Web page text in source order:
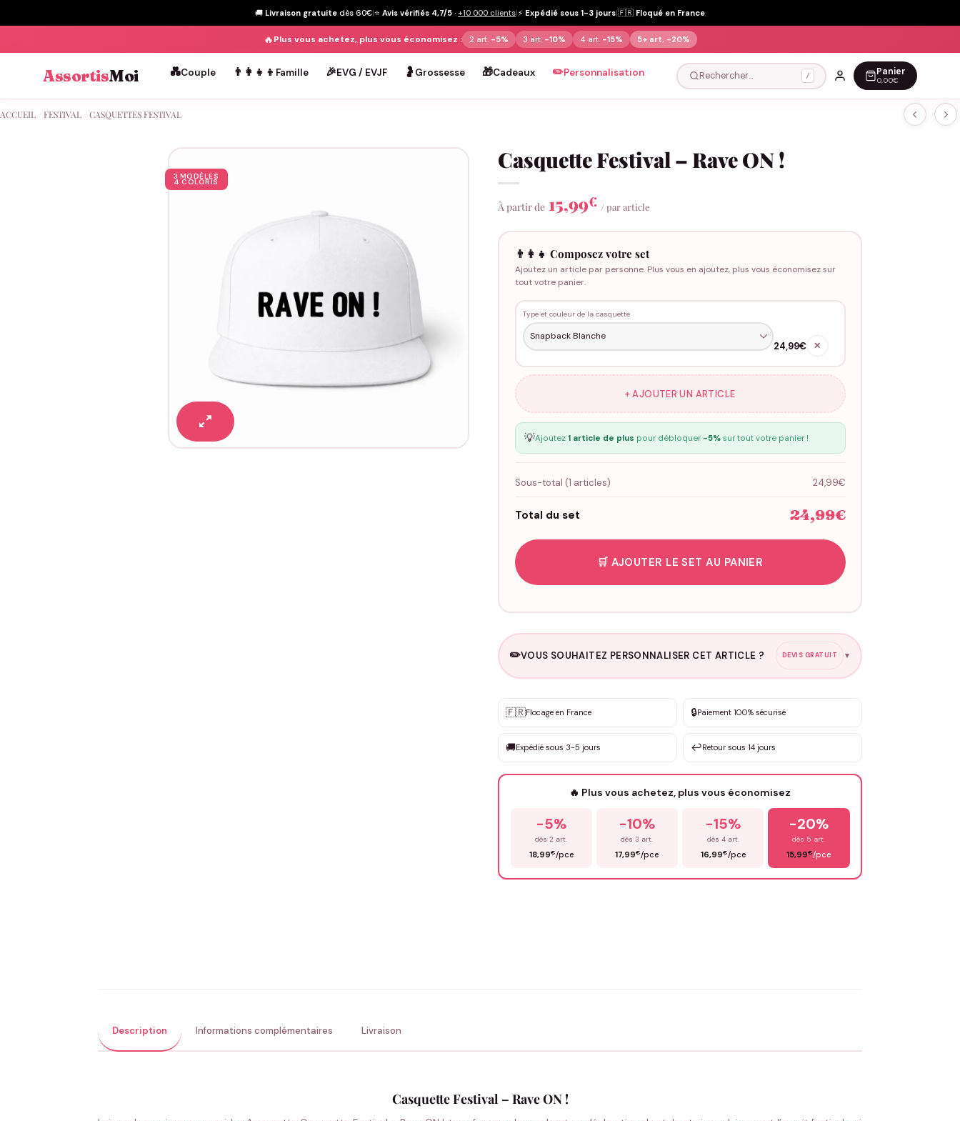
🚚 Livraison gratuite dès 60€|⭐ Avis vérifiés 4,7/5 · +10 000 clients|⚡ Expédié sous 1-3 jours|🇫🇷 Floqué en France
🔥Plus vous achetez, plus vous économisez : 2 art. -5% 3 art. -10% 4 art. -15% 5+ art. -20%
AssortisMoi 💑Couple 👨‍👩‍👧‍👦 Famille 🎉EVG / EVJF 🤰 Grossesse 🎁Cadeaux ✏️Personnalisation Rechercher… / Panier
0,00€
ACCUEIL FESTIVAL CASQUETTES FESTIVAL
3 MODÈLES
4 COLORIS
Casquette Festival – Rave ON !
À partir de 15,99€ / par article
👨‍👩‍👧 Composez votre set
Ajoutez un article par personne. Plus vous en ajoutez, plus vous économisez sur
tout votre panier.
Type et couleur de la casquette
24,99€ ✕
+ AJOUTER UN ARTICLE
💡Ajoutez 1 article de plus pour débloquer -5%sur tout votre panier !
Sous-total (1 articles) 24,99€
Total du set 24,99€
🛒 AJOUTER LE SET AU PANIER
✏️VOUS SOUHAITEZ PERSONNALISER CET ARTICLE ? DEVIS GRATUIT ▼
✨ Personnalisation sur mesure
DEVIS GRATUIT · Personnalisation de 3 à 10€ selon la demande
Que souhaitez-vous ?
🇫🇷Flocage en France 🔒Paiement 100% sécurisé
🚚Expédié sous 3-5 jours ↩️Retour sous 14 jours
🔥 Plus vous achetez, plus vous économisez
-5%
dès 2 art.
18,99€/pce
-10%
dès 3 art.
17,99€/pce
-15%
dès 4 art.
16,99€/pce
-20%
dès 5 art.
15,99€/pce
Description Informations complémentaires Livraison
Casquette Festival – Rave ON !